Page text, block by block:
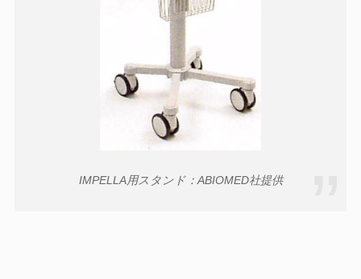
IMPELLA用スタンド：ABIOMED社提供